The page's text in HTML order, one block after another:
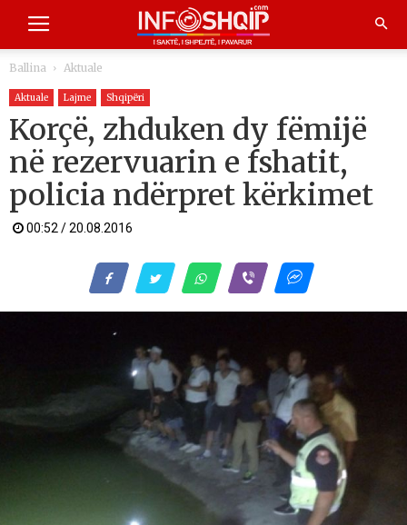
Ballina Aktuale
Aktuale Lajme Shqipëri
Korçë, zhduken dy fëmijë
në rezervuarin e fshatit,
policia ndërpret kërkimet
00:52 / 20.08.2016